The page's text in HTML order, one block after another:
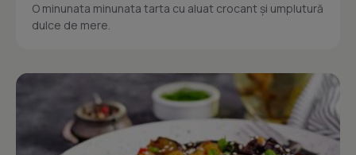
O minunata minunata tarta cu aluat crocant și umplutură
dulce de mere.